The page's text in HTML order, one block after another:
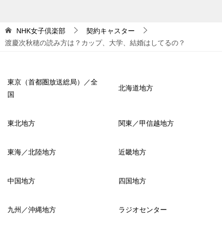
NHK女子倶楽部
契約キャスター
渡慶次秋穂の読み方は？カップ、大学、結婚はしてるの？
東京（首都圏放送総局）／全
国
北海道地方
東北地方 関東／甲信越地方
東海／北陸地方 近畿地方
中国地方 四国地方
九州／沖縄地方 ラジオセンター